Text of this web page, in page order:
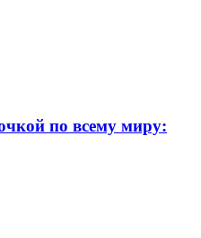
по всему миру: